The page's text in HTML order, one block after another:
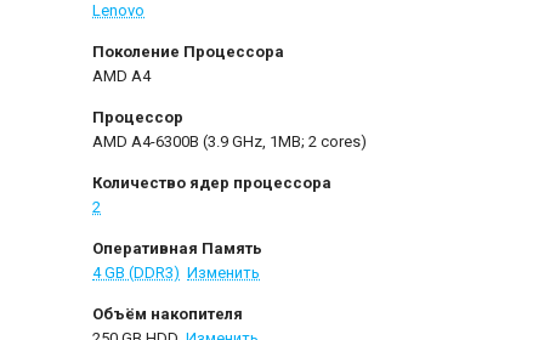
Lenovo
Поколение Процессора
AMD A4
Процессор
AMD A4-6300B (3.9 GHz, 1MB; 2 cores)
Количество ядер процессора
2
Оперативная Память
4 GB (DDR3) Изменить
Объём накопителя